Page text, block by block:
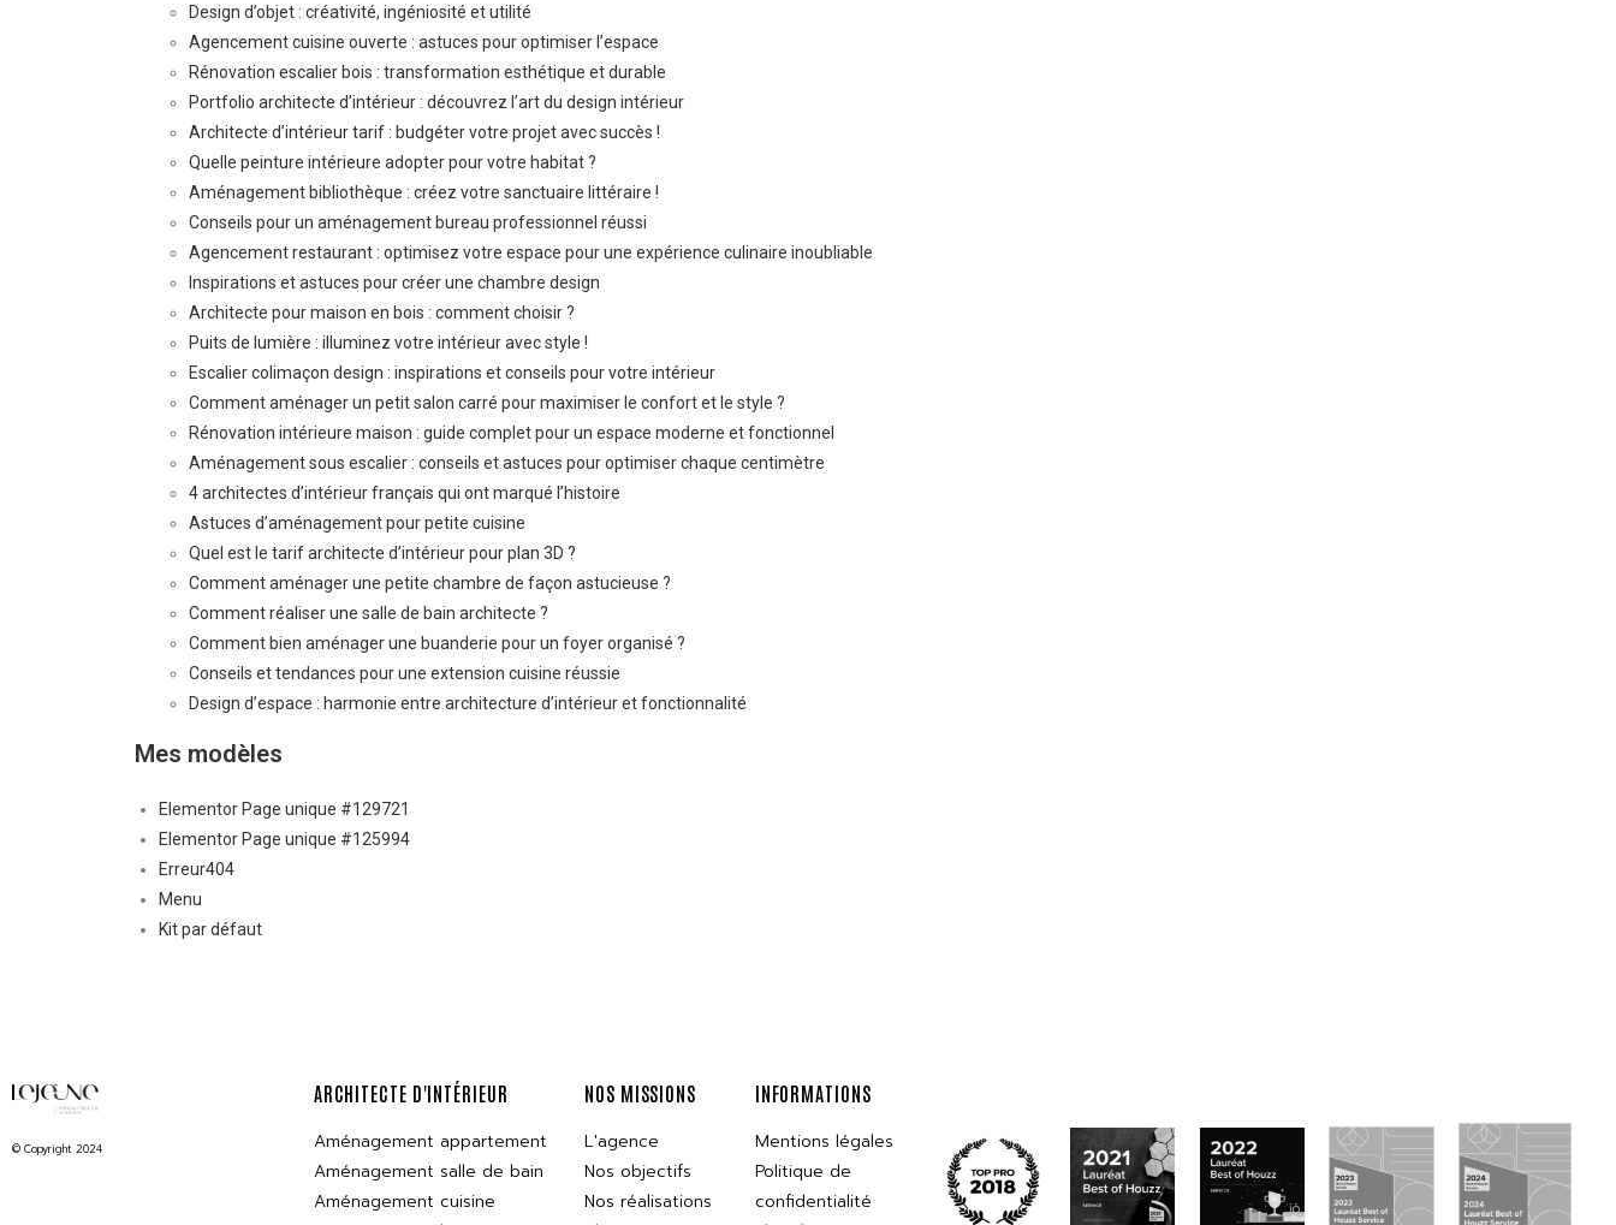
Design d’objet : créativité, ingéniosité et utilité
Agencement cuisine ouverte : astuces pour optimiser l’espace
Rénovation escalier bois : transformation esthétique et durable
Portfolio architecte d’intérieur : découvrez l’art du design intérieur
Architecte d’intérieur tarif : budgéter votre projet avec succès !
Quelle peinture intérieure adopter pour votre habitat ?
Aménagement bibliothèque : créez votre sanctuaire littéraire !
Conseils pour un aménagement bureau professionnel réussi
Agencement restaurant : optimisez votre espace pour une expérience culinaire inoubliable
Inspirations et astuces pour créer une chambre design
Architecte pour maison en bois : comment choisir ?
Puits de lumière : illuminez votre intérieur avec style !
Escalier colimaçon design : inspirations et conseils pour votre intérieur
Comment aménager un petit salon carré pour maximiser le confort et le style ?
Rénovation intérieure maison : guide complet pour un espace moderne et fonctionnel
Aménagement sous escalier : conseils et astuces pour optimiser chaque centimètre
4 architectes d’intérieur français qui ont marqué l’histoire
Astuces d’aménagement pour petite cuisine
Quel est le tarif architecte d’intérieur pour plan 3D ?
Comment aménager une petite chambre de façon astucieuse ?
Comment réaliser une salle de bain architecte ?
Comment bien aménager une buanderie pour un foyer organisé ?
Conseils et tendances pour une extension cuisine réussie
Design d’espace : harmonie entre architecture d’intérieur et fonctionnalité
Mes modèles
Elementor Page unique #129721
Elementor Page unique #125994
Erreur404
Menu
Kit par défaut
© Copyright 2024
ARCHITECTE D'INTÉRIEUR
Aménagement appartement
Aménagement salle de bain
Aménagement cuisine
NOS MISSIONS
L'agence
Nos objectifs
Nos réalisations
INFORMATIONS
Mentions légales
Politique de
confidentialité